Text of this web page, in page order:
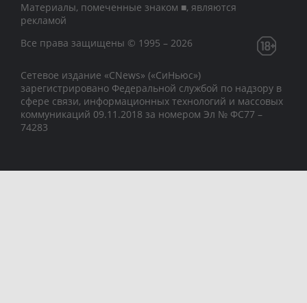
Материалы, помеченные знаком ■, являются
рекламой
Все права защищены © 1995 – 2026
Сетевое издание «CNews» («СиНьюс»)
зарегистрировано Федеральной службой по надзору в
сфере связи, информационных технологий и массовых
коммуникаций 09.11.2018 за номером Эл № ФС77 –
74283